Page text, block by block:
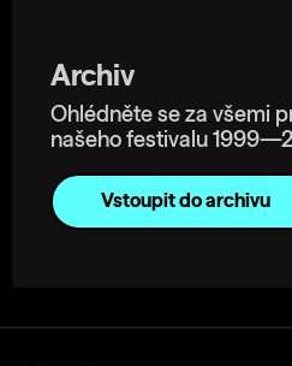
Archiv
Ohlédněte se za všemi
našeho festivalu
Vstoupit do archivu